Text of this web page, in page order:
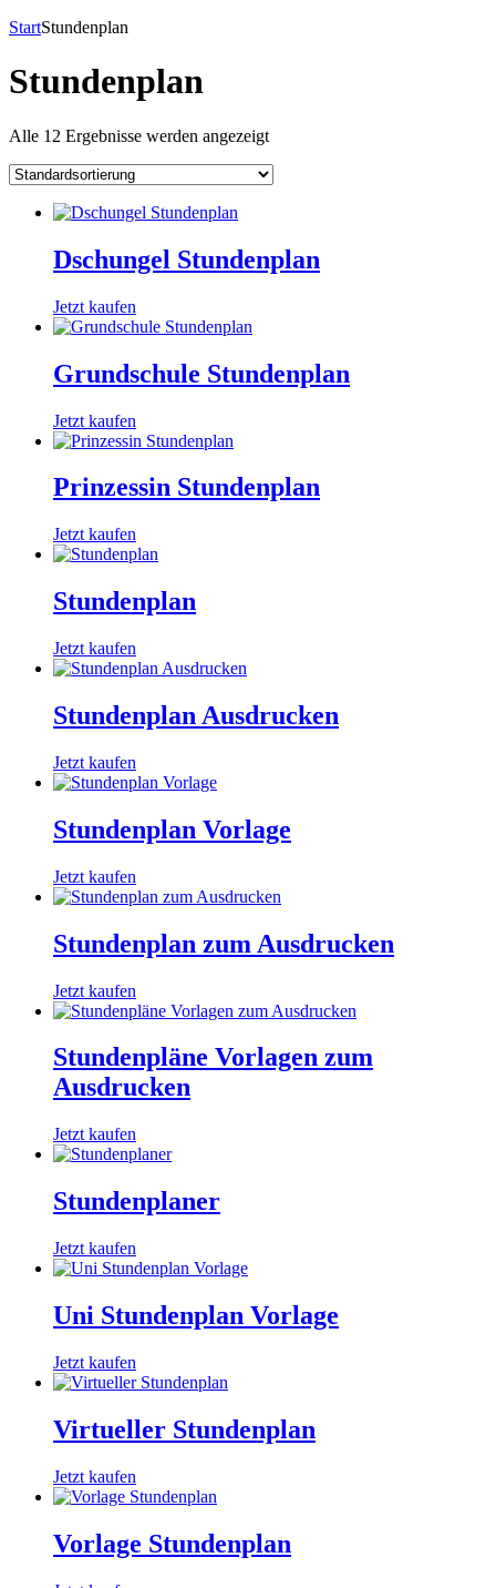
StartStundenplan
Stundenplan
Alle 12 Ergebnisse werden angezeigt
Dschungel Stundenplan
Jetzt kaufen
Grundschule Stundenplan
Jetzt kaufen
Prinzessin Stundenplan
Jetzt kaufen
Stundenplan
Jetzt kaufen
Stundenplan Ausdrucken​
Jetzt kaufen
Stundenplan Vorlage
Jetzt kaufen
Stundenplan zum Ausdrucken
Jetzt kaufen
Stundenpläne Vorlagen zum
Ausdrucken​
Jetzt kaufen
Stundenplaner​
Jetzt kaufen
Uni Stundenplan Vorlage​
Jetzt kaufen
Virtueller Stundenplan​
Jetzt kaufen
Vorlage Stundenplan​